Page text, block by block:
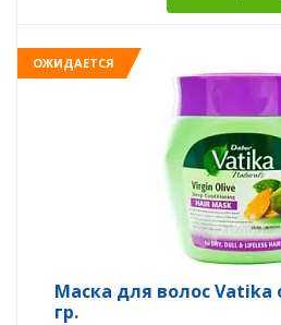
ОЖИДАЕТСЯ
Маска для волос Vatika
гр.